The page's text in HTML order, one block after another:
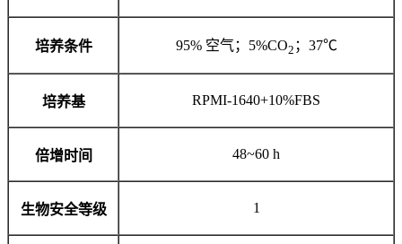
培养条件 95% 空气；5%CO2 ；37℃
培养基 RPMI-1640+10%FBS
倍增时间 48~60 h
生物安全等级 1